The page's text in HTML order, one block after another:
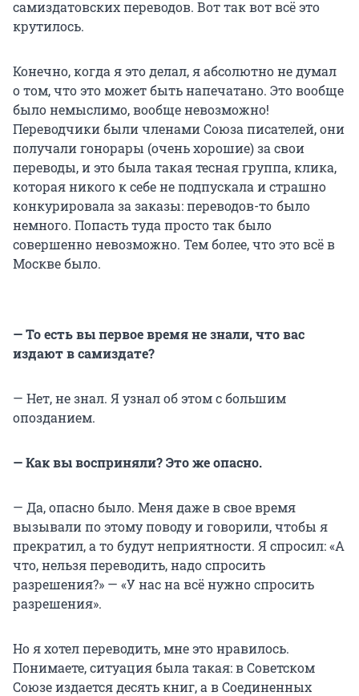
самиздатовских переводов. Вот так вот всё это
крутилось.
Конечно, когда я это делал, я абсолютно не думал
о том, что это может быть напечатано. Это вообще
было немыслимо, вообще невозможно!
Переводчики были членами Союза писателей, они
получали гонорары (очень хорошие) за свои
переводы, и это была такая тесная группа, клика,
которая никого к себе не подпускала и страшно
конкурировала за заказы: переводов-то было
немного. Попасть туда просто так было
совершенно невозможно. Тем более, что это всё в
Москве было.
— То есть вы первое время не знали, что вас
издают в самиздате?
— Нет, не знал. Я узнал об этом с большим
опозданием.
— Как вы восприняли? Это же опасно.
— Да, опасно было. Меня даже в свое время
вызывали по этому поводу и говорили, чтобы я
прекратил, а то будут неприятности. Я спросил: «А
что, нельзя переводить, надо спросить
разрешения?» — «У нас на всё нужно спросить
разрешения».
Но я хотел переводить, мне это нравилось.
Понимаете, ситуация была такая: в Советском
Союзе издается десять книг, а в Соединенных